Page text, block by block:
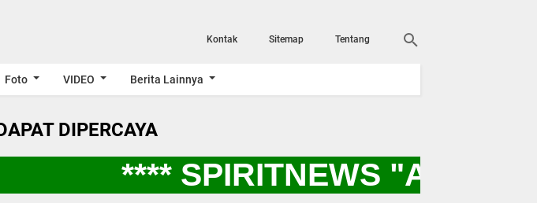
Kontak Sitemap Tentang
Foto VIDEO Berita Lainnya
DIPERCAYA
**** SPIRITNEWS "AYO KITA